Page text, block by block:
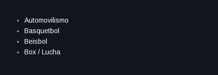
Automovilismo
Basquetbol
Beisbol
Box / Lucha